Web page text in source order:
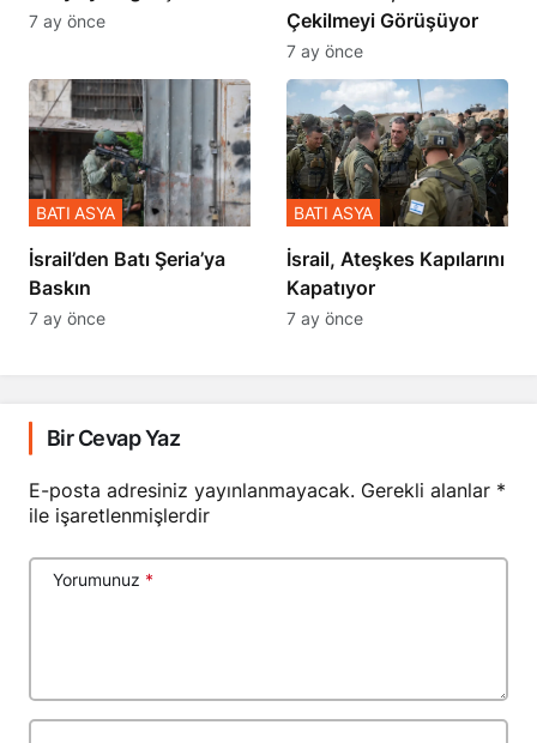
7 ay önce
Çekilmeyi Görüşüyor
7 ay önce
​​​​​​​İsrail’den Batı Şeria’ya
Baskın
BATI ASYA
7 ay önce
İsrail, Ateşkes Kapılarını
Kapatıyor
BATI ASYA
7 ay önce
Bir Cevap Yaz
E-posta adresiniz yayınlanmayacak. Gerekli alanlar *
ile işaretlenmişlerdir
Yorumunuz *